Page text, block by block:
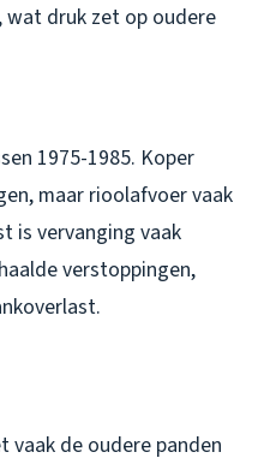
wat druk zet op oudere
1975-1985. Koper
maar rioolafvoer vaak
is vervanging vaak
verstoppingen,
vaak de oudere panden